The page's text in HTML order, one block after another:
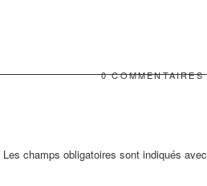
0 COMMENTAIRES
Les champs obligatoires sont indiqués avec